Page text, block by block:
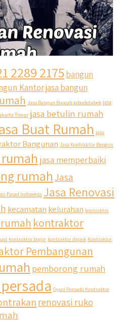
untuk Bangun dan Renovasi
dengan sistem Cicilan ??
program cicilan ini temen
klik link di bio yaa
#jasarenovasirumahjakarta
#kontraktorbangunanjakarta
2289 2175 bangun
Kantorjasa bangun
Jasa Bangun Rumah jabodetabek jasa
Timur jasa betulin rumah
Buat Rumah jasa
Bangunan Jasa Kontraktor Bangun
jasa memperbaiki
rumahJasa
Fasad Indonesia Jasa Renovasi
kecamatan kelurahan kontraktor
kontraktor
kontraktor bogor kontraktor depok Kontraktor
Pembangunan
pemborong rumah
Qyusi Persada Kontraktor
renovasi ruko